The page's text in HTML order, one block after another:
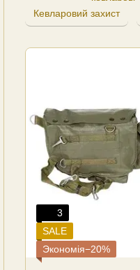
Кевларовий захист
3
SALE
Экономія−20%